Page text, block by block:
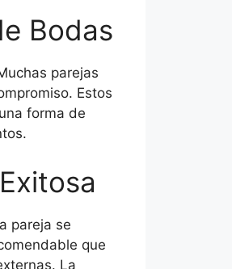
Bodas
parejas
Estos
forma de
pareja se
que
La